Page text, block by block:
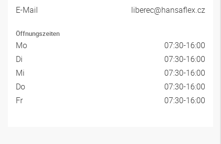
E-Mail liberec@hansaflex.cz
Öffnungszeiten
Mo
07:30-16:00
Di
07:30-16:00
Mi
07:30-16:00
Do
07:30-16:00
Fr
07:30-16:00